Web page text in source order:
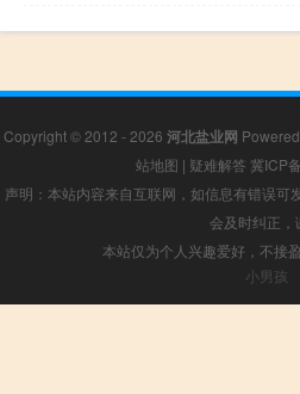
Copyright © 2012 - 2026 河北盐业网
站地图 | 疑难解答 冀ICP
声明：本站内容来自互联网，如信息有错误可
会及时纠正，
本站仅为个人兴趣爱好，不接
小男孩